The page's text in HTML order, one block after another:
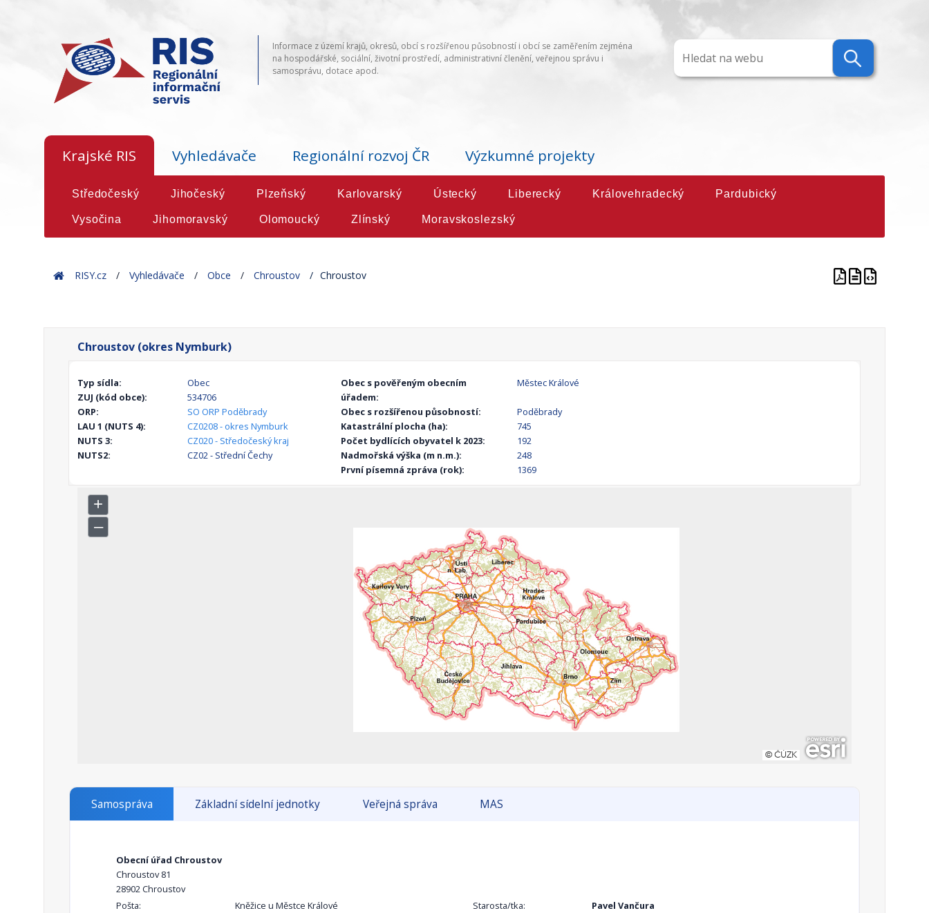
Informace z území krajů, okresů, obcí s rozšířenou působností i obcí se zaměřením zejména
na hospodářské, sociální, životní prostředí, administrativní členění, veřejnou správu i
samosprávu, dotace apod.
Krajské RIS Vyhledávače Regionální rozvoj ČR Výzkumné projekty
Středočeský Jihočeský Plzeňský Karlovarský Ústecký Liberecký Královehradecký Pardubický
Vysočina Jihomoravský Olomoucký Zlínský Moravskoslezský
HomeRISY.cz Vyhledávače Obce Chroustov Chroustov
Chroustov (okres Nymburk)
Typ sídla:
Obec
ZUJ (kód obce):
534706
ORP:
SO ORP Poděbrady
LAU 1 (NUTS 4):
CZ0208 - okres Nymburk
NUTS 3:
CZ020 - Středočeský kraj
NUTS2:
CZ02 - Střední Čechy
Obec s pověřeným obecním
úřadem:
Městec Králové
Obec s rozšířenou působností:
Poděbrady
Katastrální plocha (ha):
745
Počet bydlících obyvatel k 2023:
192
Nadmořská výška (m n.m.):
248
První písemná zpráva (rok):
1369
Samospráva Základní sídelní jednotky Veřejná správa MAS
Obecní úřad Chroustov
Chroustov 81
28902 Chroustov
Pošta:
Kněžice u Městce Králové
Starosta/tka:
Pavel Vančura